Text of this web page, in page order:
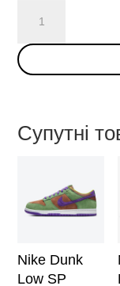
Dunk
Low
'Primal
Супутні
Nike Dunk
Low SP